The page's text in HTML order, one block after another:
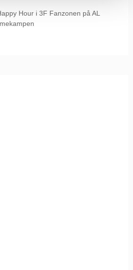
Hour i 3F Fanzonen på AL